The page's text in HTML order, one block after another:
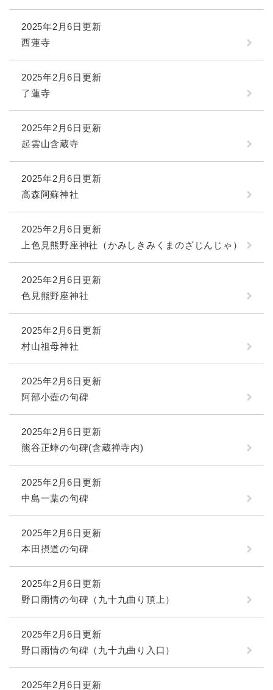
2025年2月6日更新
西蓮寺
2025年2月6日更新
了蓮寺
2025年2月6日更新
起雲山含蔵寺
2025年2月6日更新
高森阿蘇神社
2025年2月6日更新
上色見熊野座神社（かみしきみくまのざじんじゃ）
2025年2月6日更新
色見熊野座神社
2025年2月6日更新
村山祖母神社
2025年2月6日更新
阿部小壺の句碑
2025年2月6日更新
熊谷正蟀の句碑(含蔵禅寺内)
2025年2月6日更新
中島一葉の句碑
2025年2月6日更新
本田摂道の句碑
2025年2月6日更新
野口雨情の句碑（九十九曲り頂上）
2025年2月6日更新
野口雨情の句碑（九十九曲り入口）
2025年2月6日更新